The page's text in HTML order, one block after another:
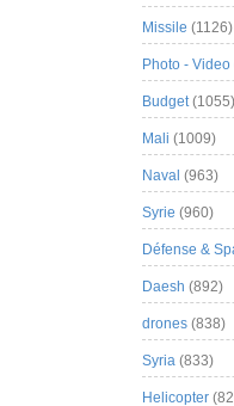
Missile (1126)
Photo -
Budget(1055)
Mali (1009)
Naval (963)
Syrie (960)
Défense &
Daesh (892)
drones (838)
Syria (833)
Helicopter